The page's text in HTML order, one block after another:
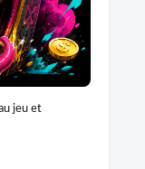
jeu et